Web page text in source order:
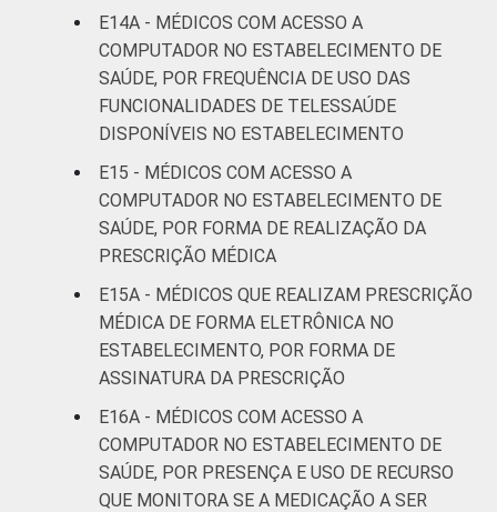
E14A - MÉDICOS COM ACESSO A
COMPUTADOR NO ESTABELECIMENTO DE
SAÚDE, POR FREQUÊNCIA DE USO DAS
FUNCIONALIDADES DE TELESSAÚDE
DISPONÍVEIS NO ESTABELECIMENTO
E15 - MÉDICOS COM ACESSO A
COMPUTADOR NO ESTABELECIMENTO DE
SAÚDE, POR FORMA DE REALIZAÇÃO DA
PRESCRIÇÃO MÉDICA
E15A - MÉDICOS QUE REALIZAM PRESCRIÇÃO
MÉDICA DE FORMA ELETRÔNICA NO
ESTABELECIMENTO, POR FORMA DE
ASSINATURA DA PRESCRIÇÃO
E16A - MÉDICOS COM ACESSO A
COMPUTADOR NO ESTABELECIMENTO DE
SAÚDE, POR PRESENÇA E USO DE RECURSO
QUE MONITORA SE A MEDICAÇÃO A SER